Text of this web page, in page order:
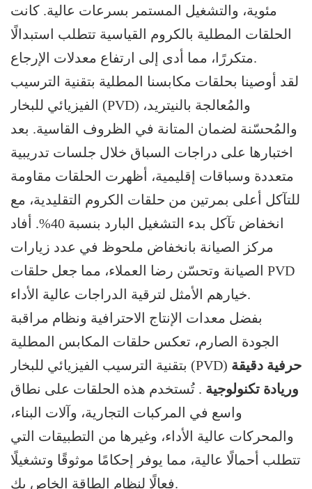
مئوية، والتشغيل المستمر بسرعات عالية. كانت
الحلقات المطلية بالكروم القياسية تتطلب استبدالًا
متكررًا، مما أدى إلى ارتفاع معدلات الإرجاع.
لقد أوصينا بحلقات مكابسنا المطلية بتقنية الترسيب
الفيزيائي للبخار (PVD) والمُعالجة بالنيتريد،
والمُحسّنة لضمان المتانة في الظروف القاسية. بعد
اختبارها على دراجات السباق خلال جلسات تدريبية
متعددة وسباقات إقليمية، أظهرت الحلقات مقاومة
للتآكل أعلى بمرتين من حلقات الكروم التقليدية، مع
انخفاض تآكل بدء التشغيل البارد بنسبة 40%. أفاد
مركز الصيانة بانخفاض ملحوظ في عدد زيارات
الصيانة وتحسّن رضا العملاء، مما جعل حلقات PVD
خيارهم الأمثل لترقية الدراجات عالية الأداء.
بفضل معدات الإنتاج الاحترافية ونظام مراقبة
الجودة الصارم، تعكس حلقات المكابس المطلية
بتقنية الترسيب الفيزيائي للبخار (PVD) حرفية دقيقة
وريادة تكنولوجية . تُستخدم هذه الحلقات على نطاق
واسع في المركبات التجارية، وآلات البناء،
والمحركات عالية الأداء، وغيرها من التطبيقات التي
تتطلب أحمالًا عالية، مما يوفر إحكامًا موثوقًا وتشغيلًا
فعالًا لنظام الطاقة الخاص بك.